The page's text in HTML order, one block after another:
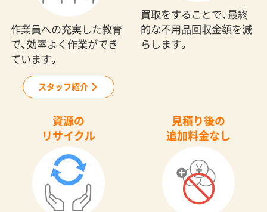
作業員への充実した教育
で、効率よく作業ができ
ています。
スタッフ紹介
買取をすることで、最終
的な不用品回収金額を減
らします。
資源の
リサイクル
見積り後の
追加料金なし